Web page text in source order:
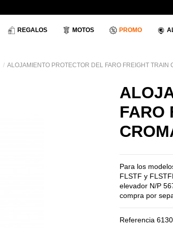
REGALOS MOTOS PROMO
ALOJAMIENTO PROTECTOR DEL FARO FREIGHT TRAIN
FARO
Para los
FLSTF y
elevador N/P
compra por
Referencia